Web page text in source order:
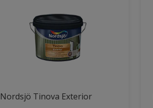
Nordsjö Tinova Exterior